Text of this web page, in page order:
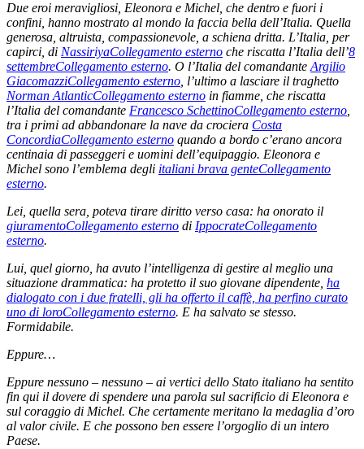
Due eroi meravigliosi, Eleonora e Michel, che dentro e fuori i
confini, hanno mostrato al mondo la faccia bella dell’Italia. Quella
generosa, altruista, compassionevole, a schiena dritta. L’Italia, per
capirci, di NassiriyaCollegamento esterno che riscatta l’Italia dell’8
settembreCollegamento esterno. O l’Italia del comandante Argilio
GiacomazziCollegamento esterno , l’ultimo a lasciare il traghetto
Norman AtlanticCollegamento esterno in fiamme, che riscatta
l’Italia del comandante Francesco SchettinoCollegamento esterno
tra i primi ad abbandonare la nave da crociera Costa
ConcordiaCollegamento esterno quando a bordo c’erano ancora
centinaia di passeggeri e uomini dell’equipaggio. Eleonora e
Michel sono l’emblema degli italiani brava genteCollegamento
esterno.
Lei, quella sera, poteva tirare diritto verso casa: ha onorato il
giuramentoCollegamento esterno di IppocrateCollegamento
esterno.
Lui, quel giorno, ha avuto l’intelligenza di gestire al meglio una
situazione drammatica: ha protetto il suo giovane dipendente, ha
dialogato con i due fratelli, gli ha offerto il caffè, ha perfino curato
uno di loroCollegamento esterno. E ha salvato se stesso.
Formidabile.
Eppure…
Eppure nessuno – nessuno – ai vertici dello Stato italiano ha sentito
fin qui il dovere di spendere una parola sul sacrificio di Eleonora e
sul coraggio di Michel. Che certamente meritano la medaglia d’oro
al valor civile. E che possono ben essere l’orgoglio di un intero
Paese.